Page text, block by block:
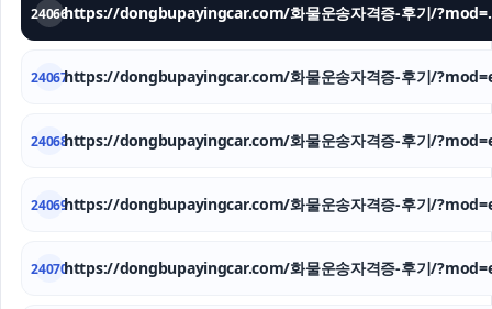
24066 https://
24067https://dongbupayingcar.com/화물운송자격증-후기/
24068https://dongbupayingcar.com/화물운송자격증-후기/
24069https://dongbupayingcar.com/화물운송자격증-후기/
24070https://dongbupayingcar.com/화물운송자격증-후기/